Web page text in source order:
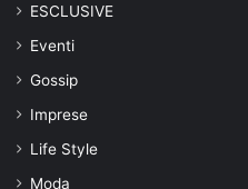
ESCLUSIVE
Eventi
Gossip
Imprese
Life Style
Moda